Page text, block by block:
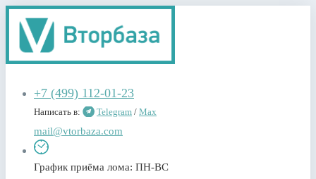
+7 (499) 112-01-23
Написать в: Telegram / Max
mail@vtorbaza.com
График приёма лома: ПН-ВС